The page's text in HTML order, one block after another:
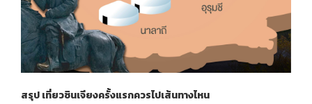
สรุปเที่ยวซินเจียงครั้งแรกควรไปเส้นทางไหน